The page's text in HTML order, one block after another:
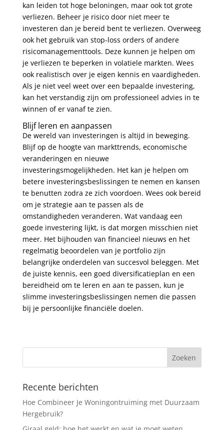
kan leiden tot hoge beloningen, maar ook tot grote
verliezen. Beheer je risico door niet meer te
investeren dan je bereid bent te verliezen. Overweeg
ook het gebruik van stop-loss orders of andere
risicomanagementtools. Deze kunnen je helpen om
je verliezen te beperken in volatiele markten. Wees
ook realistisch over je eigen kennis en vaardigheden.
Als je niet veel weet over een bepaalde investering,
kan het verstandig zijn om professioneel advies in te
winnen of er vanaf te zien.
Blijf leren en aanpassen
De wereld van investeringen is altijd in beweging.
Blijf op de hoogte van markttrends, economische
veranderingen en nieuwe
investeringsmogelijkheden. Het kan je helpen om
betere investeringsbeslissingen te nemen en kansen
te benutten zodra ze zich voordoen. Wees ook bereid
om je strategie aan te passen als de
omstandigheden veranderen. Wat vandaag een
goede investering lijkt, is dat morgen misschien niet
meer. Het bijhouden van financieel nieuws en het
regelmatig beoordelen van je portfolio zijn
belangrijke onderdelen van succesvol beleggen. Met
de juiste kennis, een goed diversificatieplan en een
bereidheid om te leren en aan te passen, kun je
slimme investeringsbeslissingen nemen die passen
bij je persoonlijke financiële doelen.
Recente berichten
Hoe Combineer Je Woningontruiming met Duurzaam
Hergebruik?